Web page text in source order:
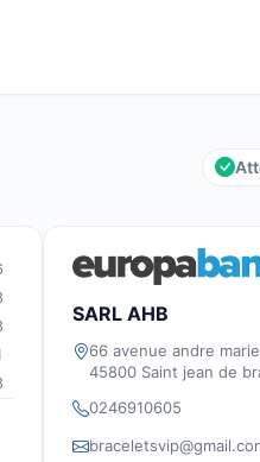
SARL AHB
66 avenue andre
45800 Saint jean de
0246910605